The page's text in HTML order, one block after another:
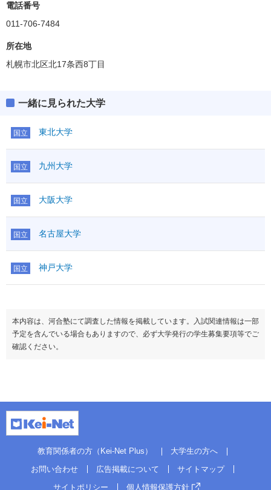
電話番号
011-706-7484
所在地
札幌市北区北17条西8丁目
一緒に見られた大学
国立 東北大学
国立 九州大学
国立 大阪大学
国立 名古屋大学
国立 神戸大学
本内容は、河合塾にて調査した情報を掲載しています。入試関連情報は一部
予定を含んでいる場合もありますので、必ず大学発行の学生募集要項等でご
確認ください。
教育関係者の方（Kei-Net Plus）
大学生の方へ
お問い合わせ
広告掲載について
サイトマップ
サイトポリシー
個人情報保護方針